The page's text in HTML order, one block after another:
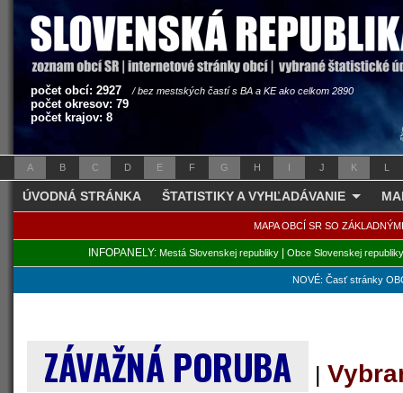
počet obcí: 2927 / bez mestských častí s BA a KE ako celkom 2890
počet okresov: 79
počet krajov: 8
A B C D E F G H I J K L
ÚVODNÁ STRÁNKA ŠTATISTIKY A VYHĽADÁVANIE
MAPA OBCÍ SR SO
INFOPANELY: Mestá Slovenskej republiky| Obce Slovenskej republiky
NOVÉ: Časť stránky
ZÁVAŽNÁ PORUBA |